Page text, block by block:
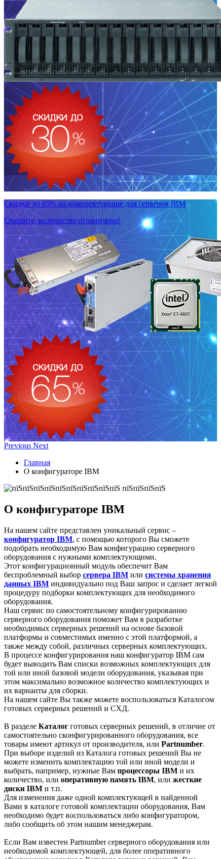
Скидки до 65% на комплектующие для серверов IBM
Спешите, количество ограничено!
Previous Next
Главная
О конфигураторе IBM
О конфигураторе IBM
На нашем сайте представлен уникальный сервис –
конфигуратор IBM, с помощью которого Вы сможете
подобрать необходимую Вам конфигурацию серверного
оборудования с нужными комплектующими.
Этот конфигурационный модуль обеспечит Вам
беспроблемный выбор сервера IBM или системы хранения
данных IBM индивидуально под Ваш запрос и сделает легкой
процедуру подборки комплектующих для необходимого
оборудования.
Наш сервис по самостоятельному конфигурированию
серверного оборудования поможет Вам в разработке
необходимых серверных решений на основе базовой
платформы и совместимых именно с этой платформой, а
также между собой, различных серверных комплектующих.
В процессе конфигурирования наш конфигуратор IBM сам
будет выводить Вам списки возможных комплектующих для
той или иной базовой модели оборудования, указывая при
этом максимально возможное количество комплектующих и
их варианты для сборки.
На нашем сайте Вы также можете воспользоваться Каталогом
готовых серверных решений и СХД.
В разделе Каталог готовых серверных решений, в отличие от
самостоятельно cконфигурированного оборудования, все
товары имеют артикул от производителя, или Partnumber.
При выборе изделий из Каталога готовых решений Вы не
можете изменить комплектацию той или иной модели и
выбрать, например, нужные Вам процессоры IBM и их
количество, или оперативную память IBM, или жесткие
диски IBM и т.п.
Для изменения даже одной комплектующей в найденной
Вами в каталоге готовой комплектации оборудования, Вам
необходимо будет воспользоваться либо конфигуратором,
либо сообщить об этом нашим менеджерам.
Если Вам известен Partnumber серверного оборудования или
необходимой комплектующей, для более оперативного